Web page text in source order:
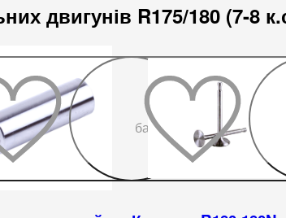
двигунів R175/180 (7-8
бажаного